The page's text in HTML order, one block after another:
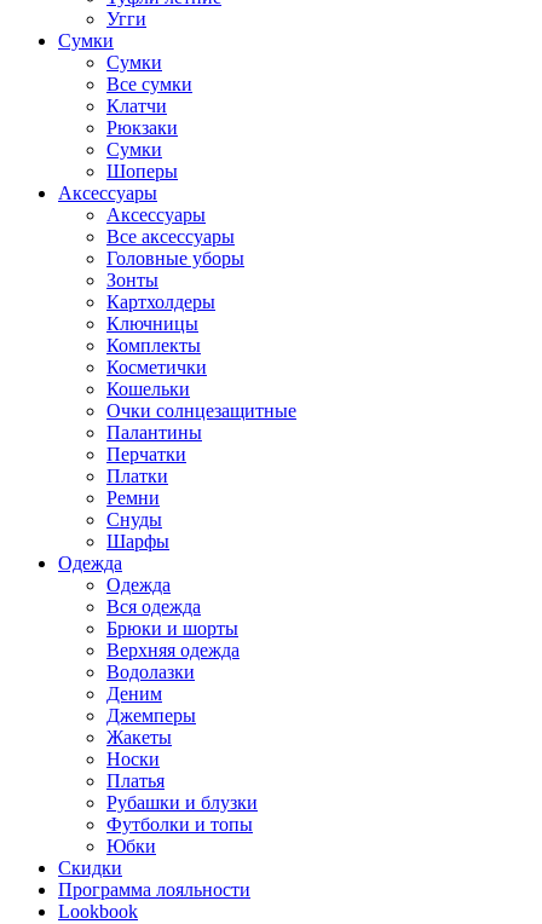
Угги
Сумки
Сумки
Все сумки
Клатчи
Рюкзаки
Сумки
Шоперы
Аксессуары
Аксессуары
Все аксессуары
Головные уборы
Зонты
Картхолдеры
Ключницы
Комплекты
Косметички
Кошельки
Очки солнцезащитные
Палантины
Перчатки
Платки
Ремни
Снуды
Шарфы
Одежда
Одежда
Вся одежда
Брюки и шорты
Верхняя одежда
Водолазки
Деним
Джемперы
Жакеты
Носки
Платья
Рубашки и блузки
Футболки и топы
Юбки
Скидки
Программа лояльности
Lookbook